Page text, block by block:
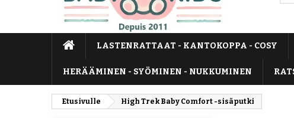
LASTENRATTAAT - KANTOKOPPA - COSY
HERÄÄMINEN - SYÖMINEN - NUKKUMINEN
Etusivulle High Trek Baby Comfort -sisäputki